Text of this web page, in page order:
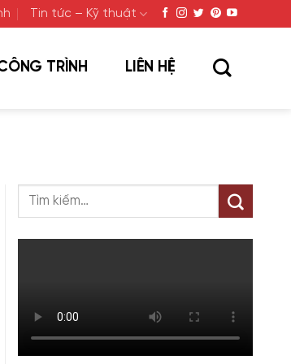
Tin tức – Kỹ thuật
TRÌNH LIÊN HỆ